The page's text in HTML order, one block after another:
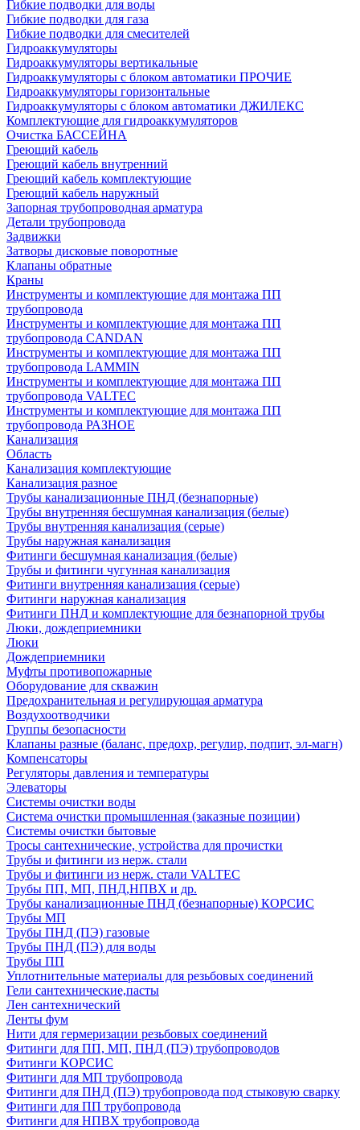
Гибкие подводки для воды
Гибкие подводки для газа
Гибкие подводки для смесителей
Гидроаккумуляторы
Гидроаккумуляторы вертикальные
Гидроаккумуляторы с блоком автоматики ПРОЧИЕ
Гидроаккумуляторы горизонтальные
Гидроаккумуляторы с блоком автоматики ДЖИЛЕКС
Комплектующие для гидроаккумуляторов
Очистка БАССЕЙНА
Греющий кабель
Греющий кабель внутренний
Греющий кабель комплектующие
Греющий кабель наружный
Запорная трубопроводная арматура
Детали трубопровода
Задвижки
Затворы дисковые поворотные
Клапаны обратные
Краны
Инструменты и комплектующие для монтажа ПП
трубопровода
Инструменты и комплектующие для монтажа ПП
трубопровода CANDAN
Инструменты и комплектующие для монтажа ПП
трубопровода LAMMIN
Инструменты и комплектующие для монтажа ПП
трубопровода VALTEC
Инструменты и комплектующие для монтажа ПП
трубопровода РАЗНОЕ
Канализация
Область
Канализация комплектующие
Канализация разное
Трубы канализационные ПНД (безнапорные)
Трубы внутренняя бесшумная канализация (белые)
Трубы внутренняя канализация (серые)
Трубы наружная канализация
Фитинги бесшумная канализация (белые)
Трубы и фитинги чугунная канализация
Фитинги внутренняя канализация (серые)
Фитинги наружная канализация
Фитинги ПНД и комплектующие для безнапорной трубы
Люки, дождеприемники
Люки
Дождеприемники
Муфты противопожарные
Оборудование для скважин
Предохранительная и регулирующая арматура
Воздухоотводчики
Группы безопасности
Клапаны разные (баланс, предохр, регулир, подпит, эл-магн)
Компенсаторы
Регуляторы давления и температуры
Элеваторы
Системы очистки воды
Система очистки промышленная (заказные позиции)
Системы очистки бытовые
Тросы сантехнические, устройства для прочистки
Трубы и фитинги из нерж. стали
Трубы и фитинги из нерж. стали VALTEC
Трубы ПП, МП, ПНД,НПВХ и др.
Трубы канализационные ПНД (безнапорные) КОРСИС
Трубы МП
Трубы ПНД (ПЭ) газовые
Трубы ПНД (ПЭ) для воды
Трубы ПП
Уплотнительные материалы для резьбовых соединений
Гели сантехнические,пасты
Лен сантехнический
Ленты фум
Нити для гермеризации резьбовых соединений
Фитинги для ПП, МП, ПНД (ПЭ) трубопроводов
Фитинги КОРСИС
Фитинги для МП трубопровода
Фитинги для ПНД (ПЭ) трубопровода под стыковую сварку
Фитинги для ПП трубопровода
Фитинги для НПВХ трубопровода